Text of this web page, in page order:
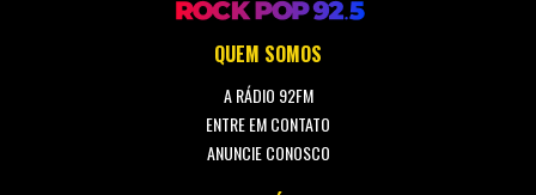
QUEM SOMOS
A RÁDIO 92FM
ENTRE EM CONTATO
ANUNCIE CONOSCO